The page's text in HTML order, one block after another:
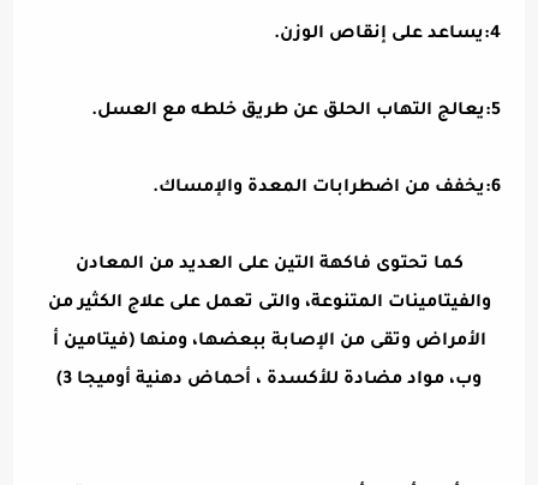
4:يساعد على إنقاص الوزن.
5:يعالج التهاب الحلق عن طريق خلطه مع العسل.
6:يخفف من اضطرابات المعدة والإمساك.
كما تحتوى فاكهة التين على العديد من المعادن
والفيتامينات المتنوعة، والتى تعمل على علاج الكثير من
الأمراض وتقى من الإصابة ببعضها، ومنها (فيتامين أ
وب، مواد مضادة للأكسدة ، أحماض دهنية أوميجا 3)